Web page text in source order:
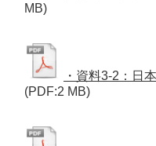
MB)
・資料3-2：日
(PDF:2 MB)